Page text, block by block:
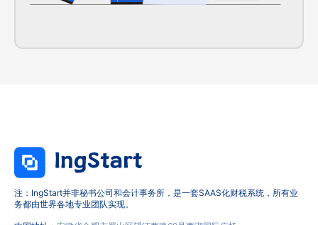
注：IngStart并非秘书公司和会计事务所，是一套SAAS化财税系统，所有业
务都由世界各地专业团队实现。